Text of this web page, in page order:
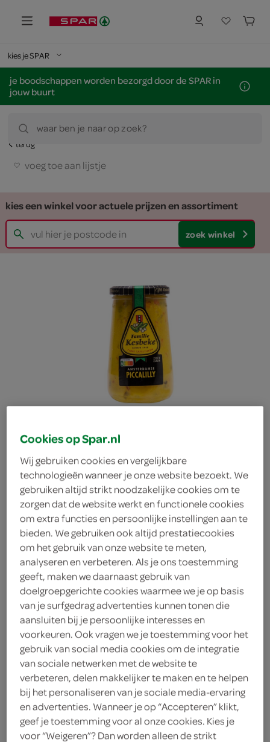
kies je SPAR
je boodschappen worden bezorgd door de SPAR in
jouw buurt
waar ben je naar op zoek?
terug
voeg toe aan lijstje
kies een winkel voor actuele prijzen en assortiment
zoek winkel
Kesbeke piccalilly
Kesbeke
2.
55
340 Gram
Let op: aanbiedingen zijn niet zichtbaar bij de
producten, maar worden wél automatisch
verwerkt in de winkelmand.
romig en vol van smaak, zo schenk je een warme kom
soep in
Cookies op Spar.nl
Wij gebruiken cookies en vergelijkbare
technologieën wanneer je onze website bezoekt. We
gebruiken altijd strikt noodzakelijke cookies om te
zorgen dat de website werkt en functionele cookies
om extra functies en persoonlijke instellingen aan te
bieden. We gebruiken ook altijd prestatiecookies
om het gebruik van onze website te meten,
analyseren en verbeteren. Als je ons toestemming
geeft, maken we daarnaast gebruik van
doelgroepgerichte cookies waarmee we je op basis
van je surfgedrag advertenties kunnen tonen die
aansluiten bij je persoonlijke interesses en
voorkeuren. Ook vragen we je toestemming voor het
gebruik van social media cookies om de integratie
van sociale netwerken met de website te
verbeteren, delen makkelijker te maken en te helpen
bij het personaliseren van je sociale media-ervaring
en advertenties. Wanneer je op “Accepteren” klikt,
geef je toestemming voor al onze cookies. Kies je
voor “Weigeren”? Dan worden alleen de strikt